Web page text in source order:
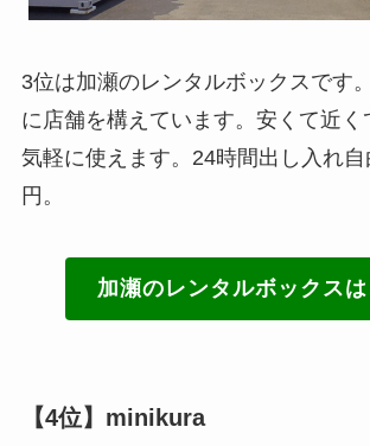
3位は加瀬のレンタルボックスです
に店舗を構えています。安くて近く
気軽に使えます。24時間出し入れ
円。
加瀬のレンタルボックス
【4位】minikura